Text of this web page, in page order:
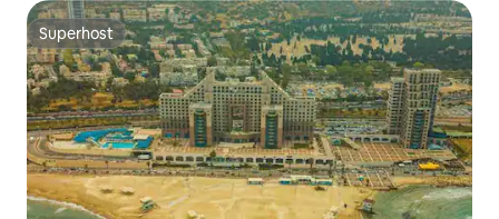
Superhost
Superhost